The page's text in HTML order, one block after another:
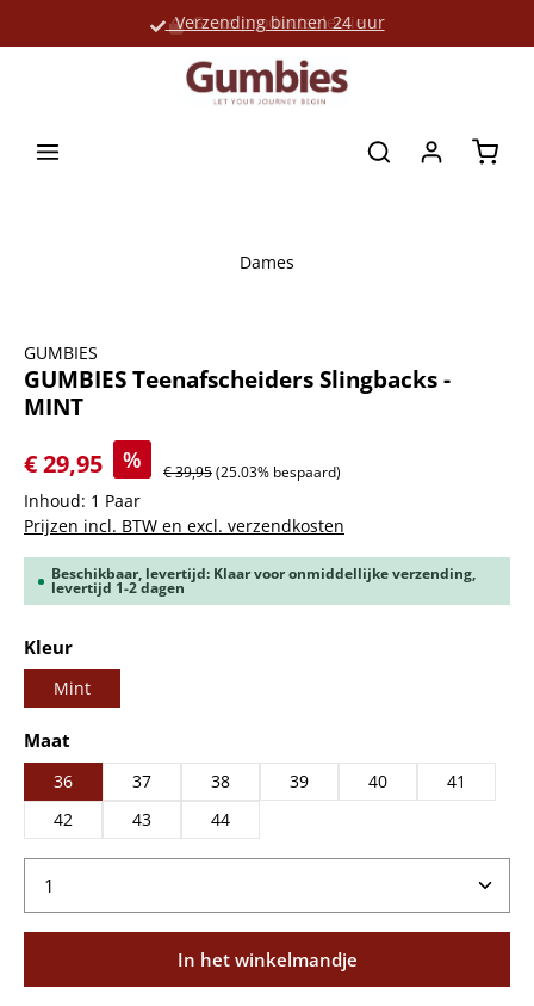
Verzending binnen 24 uur
Grote productselectie
Dames
GUMBIES
GUMBIES Teenafscheiders Slingbacks -
MINT
€ 29,95
% € 39,95(25.03% bespaard)
Inhoud: 1 Paar
Prijzen incl. BTW en excl. verzendkosten
Beschikbaar, levertijd: Klaar voor onmiddellijke verzending,
levertijd 1-2 dagen
Selecteer
Kleur
Mint
Selecteer
Maat
36 37 38 39 40
41
42
43 44
Producthoeveelheid: Voer de gewenste
In het winkelmandje